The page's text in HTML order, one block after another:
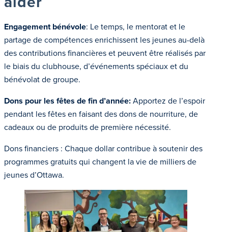
Engagement bénévole: Le temps, le mentorat et le
partage de compétences enrichissent les jeunes au-delà
des contributions financières et peuvent être réalisés par
le biais du clubhouse, d’événements spéciaux et du
bénévolat de groupe.
Dons pour les fêtes de fin d’année:Apportez de l’espoir
pendant les fêtes en faisant des dons de nourriture, de
cadeaux ou de produits de première nécessité.
Dons financiers : Chaque dollar contribue à soutenir des
programmes gratuits qui changent la vie de milliers de
jeunes d’Ottawa.